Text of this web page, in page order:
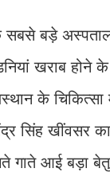
बड़े अस्पताल
खराब होने
के चिकित्सा
सिंह खींवसर
गाते आई बड़ा